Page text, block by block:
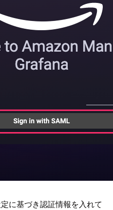
に基づき認証情報を入れて